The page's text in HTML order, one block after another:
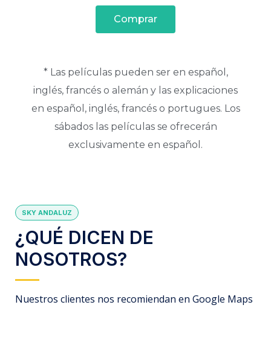
Comprar
* Las películas pueden ser en español,
inglés, francés o alemán y las explicaciones
en español, inglés, francés o portugues. Los
sábados las películas se ofrecerán
exclusivamente en español.
SKY ANDALUZ
¿QUÉ DICEN DE
NOSOTROS?
Nuestros clientes nos recomiendan en Google Maps